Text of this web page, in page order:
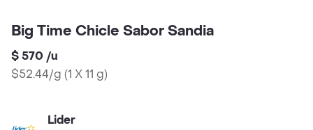
Big Time Chicle Sabor Sandia
$ 570 /u
$52.44/g (1 X 11 g)
Lider